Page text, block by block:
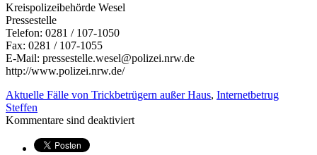
Kreispolizeibehörde Wesel
Pressestelle
Telefon: 0281 / 107-1050
Fax: 0281 / 107-1055
E-Mail: pressestelle.wesel@polizei.nrw.de
http://www.polizei.nrw.de/
Aktuelle Fälle von Trickbetrügern außer Haus, Internetbetrug
Steffen
Kommentare sind deaktiviert